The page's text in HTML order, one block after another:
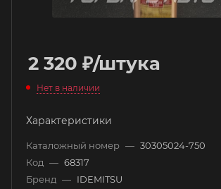
2 320 ₽/штука
Нет в наличии
Характеристики
Каталожный номер — 30305024-750
Код — 68317
Бренд — IDEMITSU